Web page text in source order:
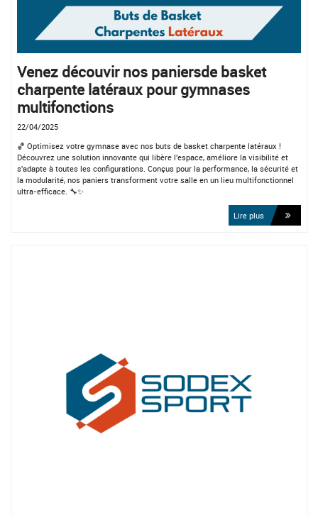
Venez découvir nos paniersde basket
charpente latéraux pour gymnases
multifonctions
22/04/2025
🏀 Optimisez votre gymnase avec nos buts de basket charpente latéraux !
Découvrez une solution innovante qui libère l'espace, améliore la visibilité et
s'adapte à toutes les configurations. Conçus pour la performance, la sécurité et
la modularité, nos paniers transforment votre salle en un lieu multifonctionnel
ultra-efficace. 🔧✨
Lire plus